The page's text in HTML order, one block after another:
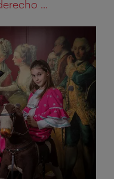
...